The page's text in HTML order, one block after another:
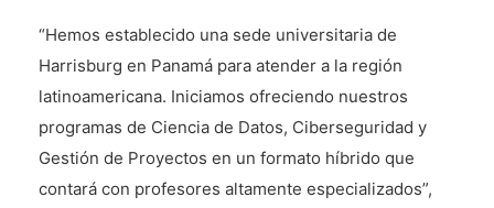
“Hemos establecido una sede universitaria de
Harrisburg en Panamá para atender a la región
latinoamericana. Iniciamos ofreciendo nuestros
programas de Ciencia de Datos, Ciberseguridad y
Gestión de Proyectos en un formato híbrido que
contará con profesores altamente especializados”,